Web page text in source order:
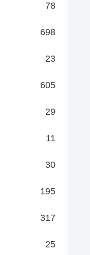
78
698
23
605
29
11
30
195
317
25